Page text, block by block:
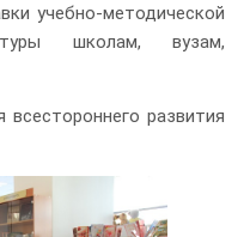
учебно-методической
школам, вузам,
развития